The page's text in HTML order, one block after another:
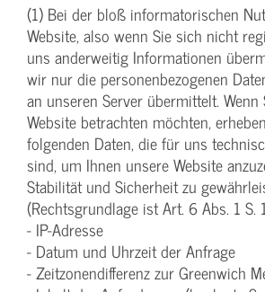
(1) Bei der bloß informatorischen
Website, also wenn Sie sich nicht
uns anderweitig Informationen
wir nur die personenbezogenen
an unseren Server übermittelt. Wenn
Website betrachten möchten,
folgenden Daten, die für uns
sind, um Ihnen unsere Website
Stabilität und Sicherheit zu
(Rechtsgrundlage ist Art. 6 Abs. 1 S.
- IP-Adresse
- Datum und Uhrzeit der Anfrage
- Zeitzonendifferenz zur Greenwich